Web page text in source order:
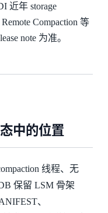
近年 storage
Compaction 等
note 为准。
中的位置
线程、无
保留 LSM 骨架
、